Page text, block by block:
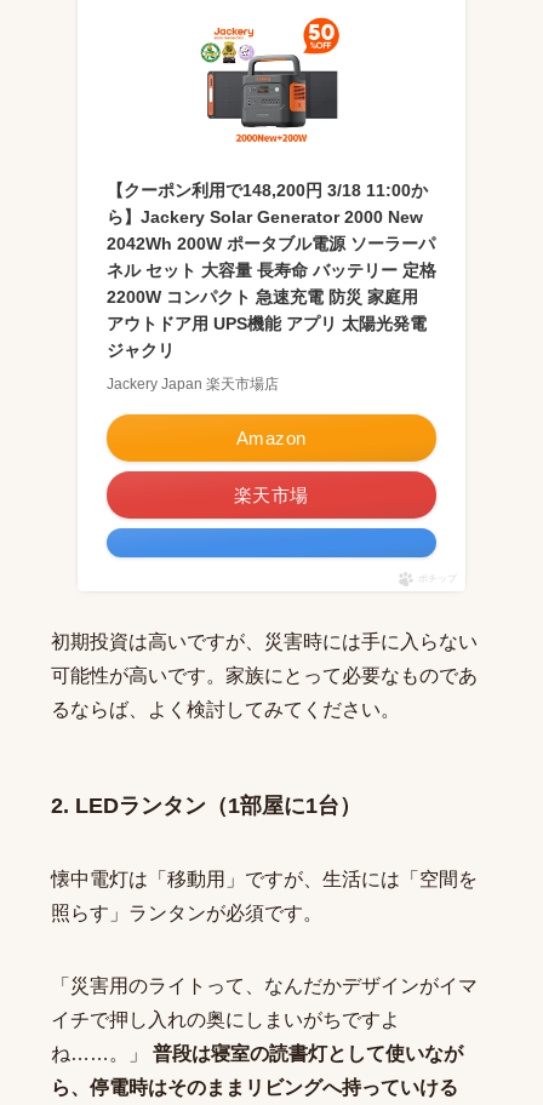
【クーポン利用で148,200円 3/18 11:00か
ら】Jackery Solar Generator 2000 New
2042Wh 200W ポータブル電源 ソーラーパ
ネル セット 大容量 長寿命 バッテリー 定格
2200W コンパクト 急速充電 防災 家庭用
アウトドア用 UPS機能 アプリ 太陽光発電
ジャクリ
Jackery Japan 楽天市場店
Amazon
楽天市場
ポチップ
初期投資は高いですが、災害時には手に入らない
可能性が高いです。家族にとって必要なものであ
るならば、よく検討してみてください。
2. LEDランタン（1部屋に1台）
懐中電灯は「移動用」ですが、生活には「空間を
照らす」ランタンが必須です。
「災害用のライトって、なんだかデザインがイマ
イチで押し入れの奥にしまいがちですよ
ね……。」 普段は寝室の読書灯として使いなが
ら、停電時はそのままリビングへ持っていける